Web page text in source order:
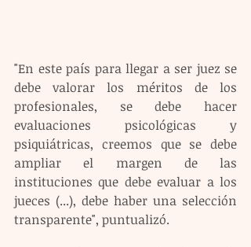
"En este país para llegar a ser juez se
debe valorar los méritos de los
profesionales, se debe hacer
evaluaciones psicológicas y
psiquiátricas, creemos que se debe
ampliar el margen de las
instituciones que debe evaluar a los
jueces (...), debe haber una selección
transparente", puntualizó.